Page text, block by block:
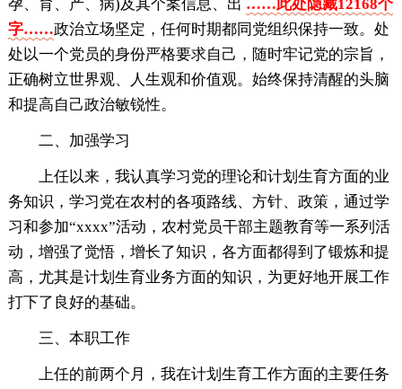
孕、育、产、病)及其个案信息、出 ……此处隐藏12168个
字……政治立场坚定，任何时期都同党组织保持一致。处
处以一个党员的身份严格要求自己，随时牢记党的宗旨，
正确树立世界观、人生观和价值观。始终保持清醒的头脑
和提高自己政治敏锐性。
二、加强学习
上任以来，我认真学习党的理论和计划生育方面的业
务知识，学习党在农村的各项路线、方针、政策，通过学
习和参加“xxxx”活动，农村党员干部主题教育等一系列活
动，增强了觉悟，增长了知识，各方面都得到了锻炼和提
高，尤其是计划生育业务方面的知识，为更好地开展工作
打下了良好的基础。
三、本职工作
上任的前两个月，我在计划生育工作方面的主要任务